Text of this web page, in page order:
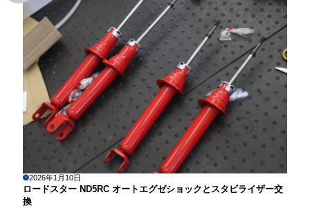
2026年1月10日
ロードスター ND5RC オートエグゼショックとスタビライザー交
換